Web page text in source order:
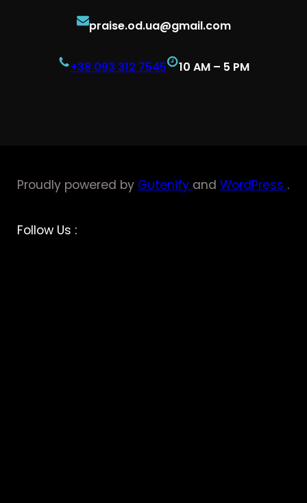
praise.od.ua@gmail.com
+38 093 312 7545 10 AM – 5 PM
Proudly powered by Gutenify and WordPress .
Follow Us :Facebook